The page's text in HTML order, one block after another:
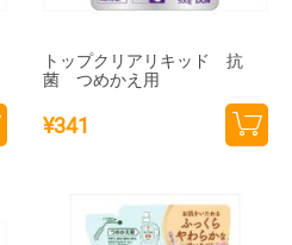
トップクリアリキッド 抗
菌 つめかえ用
¥341
追加